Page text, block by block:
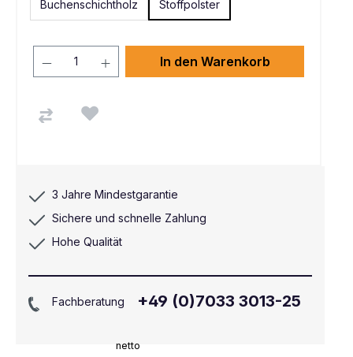
netto
Buchenschichtholz Stoffpolster
In den Warenkorb
3 Jahre Mindestgarantie
Sichere und schnelle Zahlung
Hohe Qualität
Fachberatung +49 (0)7033 3013-25